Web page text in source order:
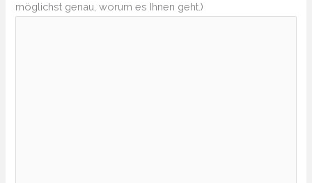
möglichst genau, worum es Ihnen geht.)